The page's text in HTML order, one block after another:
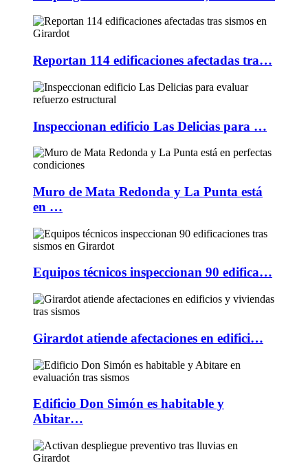
Reportan 114 edificaciones afectadas tra…
Inspeccionan edificio Las Delicias para …
Muro de Mata Redonda y La Punta está
en …
Equipos técnicos inspeccionan 90 edifica…
Girardot atiende afectaciones en edifici…
Edificio Don Simón es habitable y
Abitar…